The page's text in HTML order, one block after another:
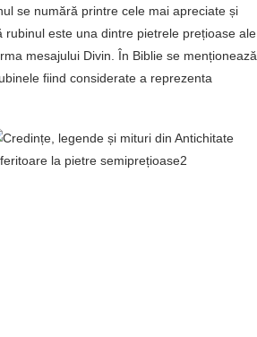
se numără printre cele mai apreciate și
este una dintre pietrele prețioase ale
mesajului Divin. În Biblie se menționează
fiind considerate a reprezenta